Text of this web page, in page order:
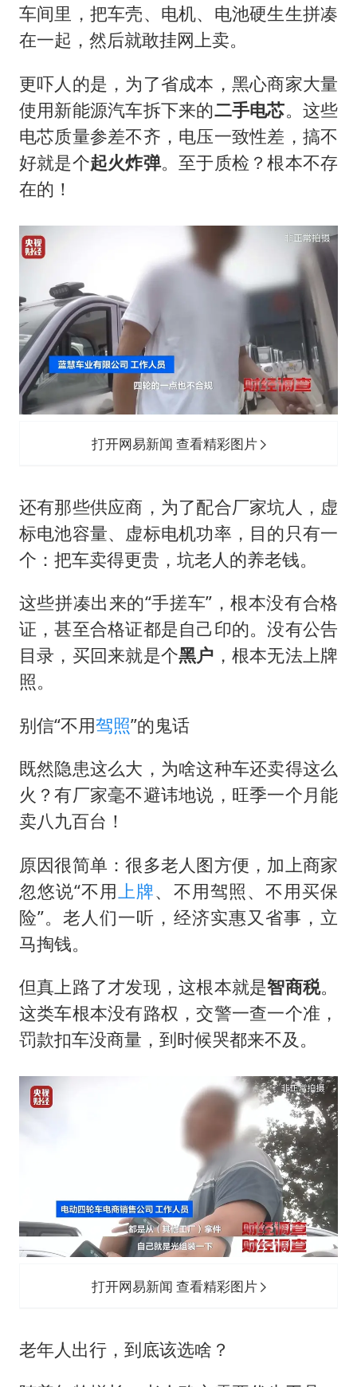
车间里，把车壳、电机、电池硬生生拼凑
在一起，然后就敢挂网上卖。
更吓人的是，为了省成本，黑心商家大量
使用新能源汽车拆下来的二手电芯。这些
电芯质量参差不齐，电压一致性差，搞不
好就是个起火炸弹。至于质检？根本不存
在的！
打开网易新闻 查看精彩图片
还有那些供应商，为了配合厂家坑人，虚
标电池容量、虚标电机功率，目的只有一
个：把车卖得更贵，坑老人的养老钱。
这些拼凑出来的“手搓车”，根本没有合格
证，甚至合格证都是自己印的。没有公告
目录，买回来就是个黑户 ，根本无法上牌
照。
别信“不用驾照”的鬼话
既然隐患这么大，为啥这种车还卖得这么
火？有厂家毫不避讳地说，旺季一个月能
卖八九百台！
原因很简单：很多老人图方便，加上商家
忽悠说“不用上牌、不用驾照、不用买保
险”。老人们一听，经济实惠又省事，立
马掏钱。
但真上路了才发现，这根本就是智商税。
这类车根本没有路权，交警一查一个准，
罚款扣车没商量，到时候哭都来不及。
打开网易新闻 查看精彩图片
老年人出行，到底该选啥？